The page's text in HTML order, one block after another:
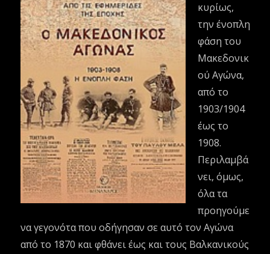
κυρίως,
την ένοπλη
φάση του
Μακεδονικ
ού Αγώνα,
από το
1903/1904
έως το
1908.
Περιλαμβά
νει, όμως,
όλα τα
προηγούμε
να γεγονότα που οδήγησαν σε αυτό τον Αγώνα
από το 1870 και φθάνει έως και τους Βαλκανικούς